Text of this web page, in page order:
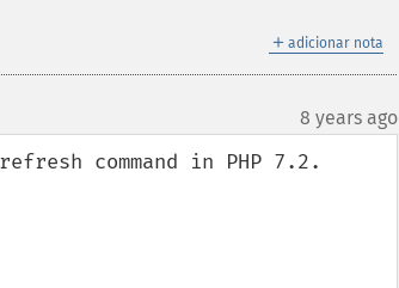
＋ adicionar nota
8 years ago
command in PHP 7.2.